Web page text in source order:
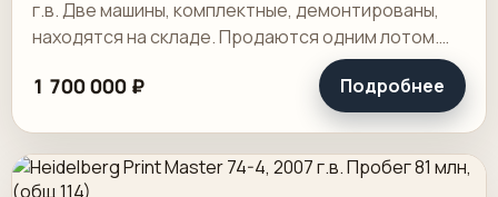
г.в. Две машины, комплектные, демонтированы,
находятся на складе. Продаются одним лотом.
1 700 000 ₽ Подробнее